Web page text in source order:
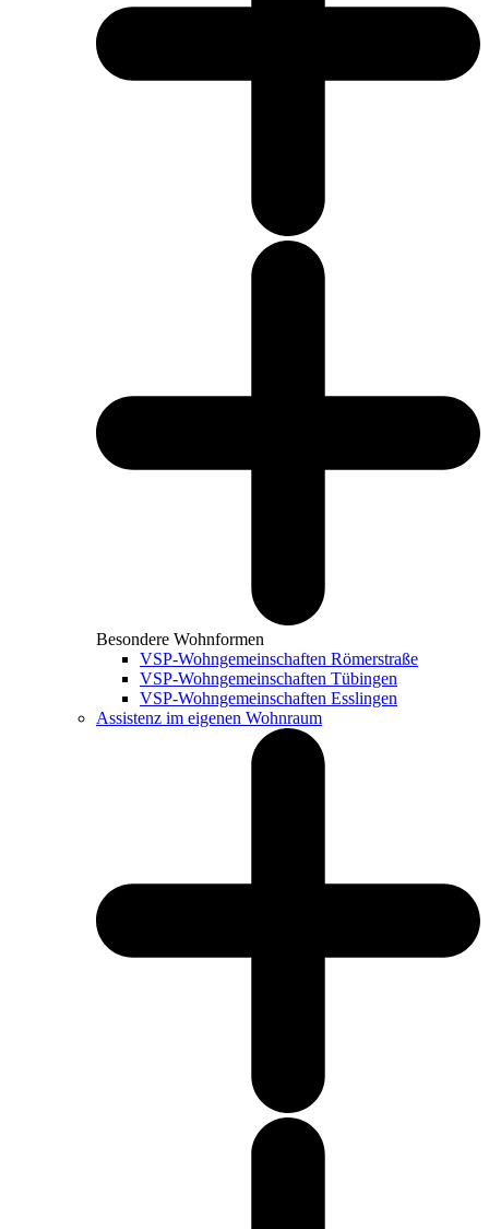
Besondere Wohnformen
VSP-Wohngemeinschaften Römerstraße
VSP-Wohngemeinschaften Tübingen
VSP-Wohngemeinschaften Esslingen
Assistenz im eigenen Wohnraum